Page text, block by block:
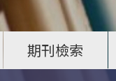
期刊檢索